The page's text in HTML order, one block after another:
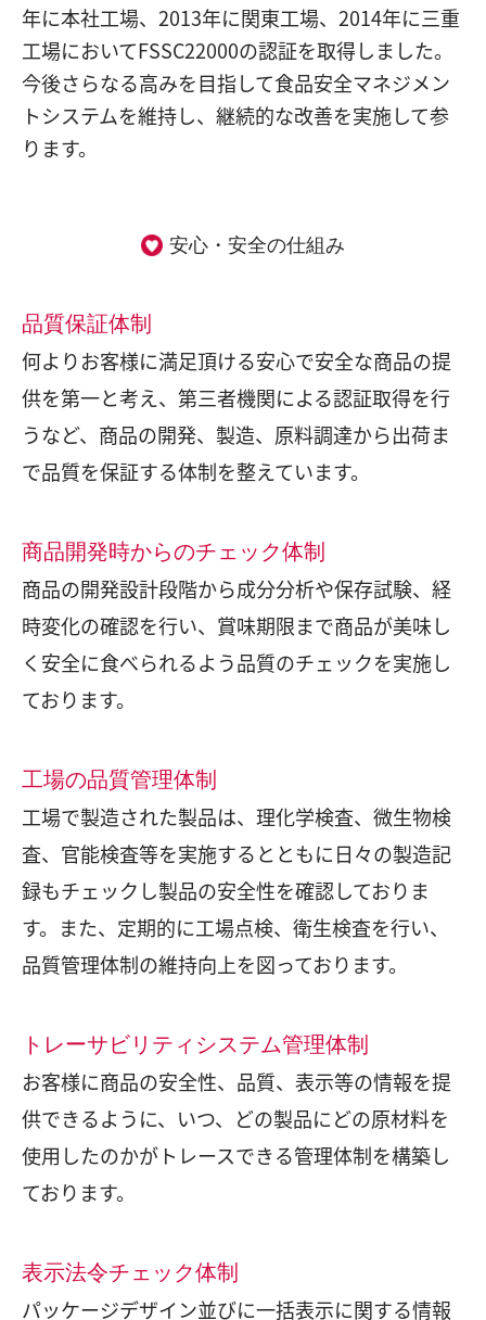
年に本社工場、2013年に関東工場、2014年に三重
工場においてFSSC22000の認証を取得しました。
今後さらなる高みを目指して食品安全マネジメン
トシステムを維持し、継続的な改善を実施して参
ります。
安心・安全の仕組み
品質保証体制
何よりお客様に満足頂ける安心で安全な商品の提
供を第一と考え、第三者機関による認証取得を行
うなど、商品の開発、製造、原料調達から出荷ま
で品質を保証する体制を整えています。
商品開発時からのチェック体制
商品の開発設計段階から成分分析や保存試験、経
時変化の確認を行い、賞味期限まで商品が美味し
く安全に食べられるよう品質のチェックを実施し
ております。
工場の品質管理体制
工場で製造された製品は、理化学検査、微生物検
査、官能検査等を実施するとともに日々の製造記
録もチェックし製品の安全性を確認しておりま
す。また、定期的に工場点検、衛生検査を行い、
品質管理体制の維持向上を図っております。
トレーサビリティシステム管理体制
お客様に商品の安全性、品質、表示等の情報を提
供できるように、いつ、どの製品にどの原材料を
使用したのかがトレースできる管理体制を構築し
ております。
表示法令チェック体制
パッケージデザイン並びに一括表示に関する情報